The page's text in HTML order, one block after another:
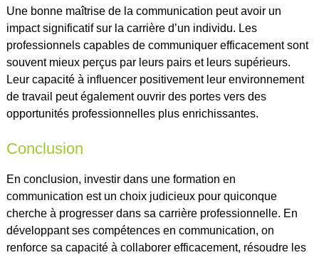
Une bonne maîtrise de la communication peut avoir un
impact significatif sur la carrière d’un individu. Les
professionnels capables de communiquer efficacement sont
souvent mieux perçus par leurs pairs et leurs supérieurs.
Leur capacité à influencer positivement leur environnement
de travail peut également ouvrir des portes vers des
opportunités professionnelles plus enrichissantes.
Conclusion
En conclusion, investir dans une formation en
communication est un choix judicieux pour quiconque
cherche à progresser dans sa carrière professionnelle. En
développant ses compétences en communication, on
renforce sa capacité à collaborer efficacement, résoudre les